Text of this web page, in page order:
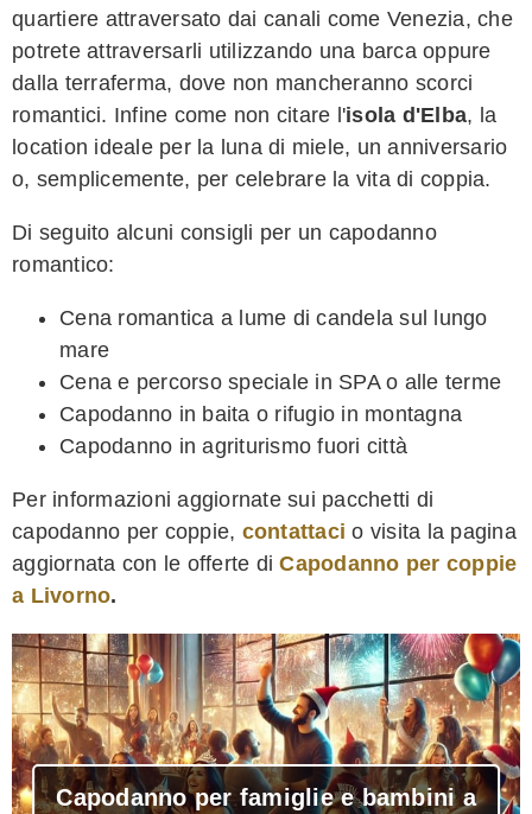
quartiere attraversato dai canali come Venezia, che
potrete attraversarli utilizzando una barca oppure
dalla terraferma, dove non mancheranno scorci
romantici. Infine come non citare l'isola d'Elba, la
location ideale per la luna di miele, un anniversario
o, semplicemente, per celebrare la vita di coppia.
Di seguito alcuni consigli per un capodanno
romantico:
Cena romantica a lume di candela sul lungo
mare
Cena e percorso speciale in SPA o alle terme
Capodanno in baita o rifugio in montagna
Capodanno in agriturismo fuori città
Per informazioni aggiornate sui pacchetti di
capodanno per coppie, contattaci o visita la pagina
aggiornata con le offerte diCapodanno per coppie
a Livorno.
Capodanno per famiglie e bambini a